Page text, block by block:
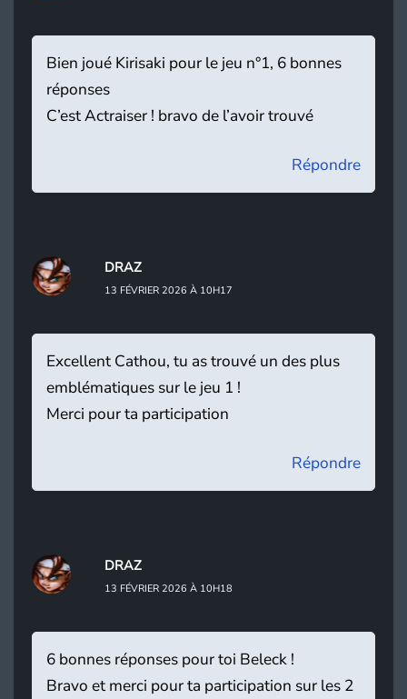
Bien joué Kirisaki pour le jeu n°1, 6 bonnes
réponses
C’est Actraiser ! bravo de l’avoir trouvé
Répondre
DRAZ
13 FÉVRIER 2026 À 10H17
Excellent Cathou, tu as trouvé un des plus
emblématiques sur le jeu 1 !
Merci pour ta participation
Répondre
DRAZ
13 FÉVRIER 2026 À 10H18
6 bonnes réponses pour toi Beleck !
Bravo et merci pour ta participation sur les 2